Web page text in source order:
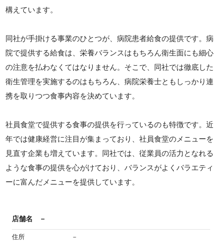
構えています。
同社が手掛ける事業のひとつが、病院患者給食の提供です。病
院で提供する給食は、栄養バランスはもちろん衛生面にも細心
の注意を払わなくてはなりません。そこで、同社では徹底した
衛生管理を実施するのはもちろん、病院栄養士ともしっかり連
携を取りつつ食事内容を決めています。
社員食堂で提供する食事の提供を行っているのも特徴です。近
年では健康経営に注目が集まっており、社員食堂のメニューを
見直す企業も増えています。同社では、従業員の活力となれる
ような食事の提供を心がけており、バランスがよくバラエティ
ーに富んだメニューを提供しています。
店舗名 －
住所 －